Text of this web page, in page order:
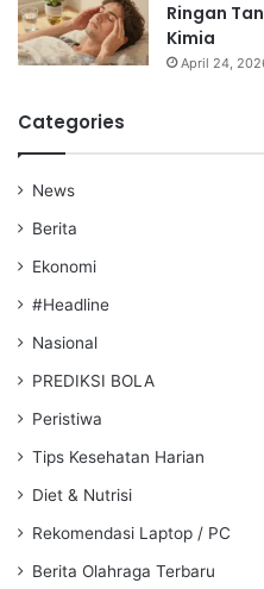
Ringan
Kimia
April 24,
Categories
News
Berita
Ekonomi
#Headline
Nasional
PREDIKSI BOLA
Peristiwa
Tips Kesehatan Harian
Diet & Nutrisi
Rekomendasi Laptop / PC
Berita Olahraga Terbaru